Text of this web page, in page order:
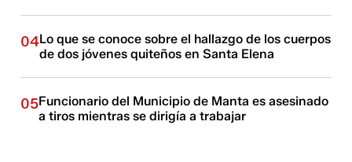
04Lo que se conoce sobre el hallazgo de los cuerpos
de dos jóvenes quiteños en Santa Elena
05Funcionario del Municipio de Manta es asesinado
a tiros mientras se dirigía a trabajar